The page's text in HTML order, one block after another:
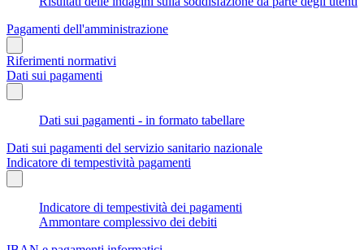
Pagamenti dell'amministrazione
Riferimenti normativi
Dati sui pagamenti
Dati sui pagamenti - in formato tabellare
Dati sui pagamenti del servizio sanitario nazionale
Indicatore di tempestività pagamenti
Indicatore di tempestività dei pagamenti
Ammontare complessivo dei debiti